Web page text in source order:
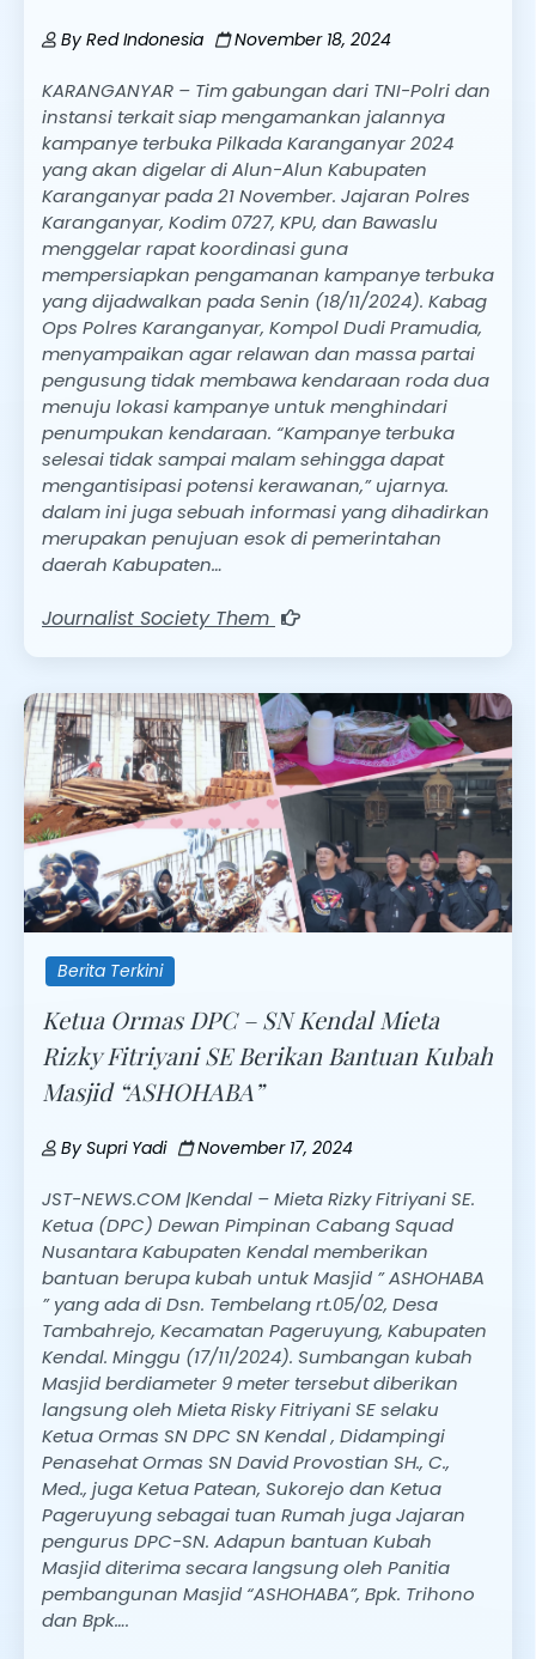
ByRed Indonesia November 18, 2024
KARANGANYAR – Tim gabungan dari TNI-Polri dan
instansi terkait siap mengamankan jalannya
kampanye terbuka Pilkada Karanganyar 2024
yang akan digelar di Alun-Alun Kabupaten
Karanganyar pada 21 November. Jajaran Polres
Karanganyar, Kodim 0727, KPU, dan Bawaslu
menggelar rapat koordinasi guna
mempersiapkan pengamanan kampanye terbuka
yang dijadwalkan pada Senin (18/11/2024). Kabag
Ops Polres Karanganyar, Kompol Dudi Pramudia,
menyampaikan agar relawan dan massa partai
pengusung tidak membawa kendaraan roda dua
menuju lokasi kampanye untuk menghindari
penumpukan kendaraan. “Kampanye terbuka
selesai tidak sampai malam sehingga dapat
mengantisipasi potensi kerawanan,” ujarnya.
dalam ini juga sebuah informasi yang dihadirkan
merupakan penujuan esok di pemerintahan
daerah Kabupaten…
Journalist Society Them
Berita Terkini
Ketua Ormas DPC – SN Kendal Mieta
Rizky Fitriyani SE Berikan Bantuan Kubah
Masjid “ASHOHABA”
By Supri Yadi November 17, 2024
JST-NEWS.COM |Kendal – Mieta Rizky Fitriyani SE.
Ketua (DPC) Dewan Pimpinan Cabang Squad
Nusantara Kabupaten Kendal memberikan
bantuan berupa kubah untuk Masjid ” ASHOHABA
” yang ada di Dsn. Tembelang rt.05/02, Desa
Tambahrejo, Kecamatan Pageruyung, Kabupaten
Kendal. Minggu (17/11/2024). Sumbangan kubah
Masjid berdiameter 9 meter tersebut diberikan
langsung oleh Mieta Risky Fitriyani SE selaku
Ketua Ormas SN DPC SN Kendal , Didampingi
Penasehat Ormas SN David Provostian SH., C.,
Med., juga Ketua Patean, Sukorejo dan Ketua
Pageruyung sebagai tuan Rumah juga Jajaran
pengurus DPC-SN. Adapun bantuan Kubah
Masjid diterima secara langsung oleh Panitia
pembangunan Masjid “ASHOHABA”, Bpk. Trihono
dan Bpk….